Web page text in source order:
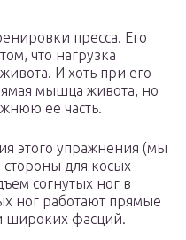
пресса. Его
что нагрузка
И хоть при его
мышца живота, но
ее часть.
этого упражнения (мы
для косых
согнутых ног в
ног работают прямые
широких фасций.